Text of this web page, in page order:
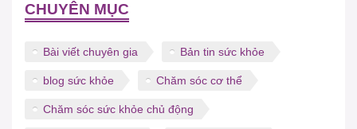
CHUYÊN MỤC
Bài viết chuyên gia Bản tin sức khỏe
blog sức khỏe Chăm sóc cơ thể
Chăm sóc sức khỏe chủ động